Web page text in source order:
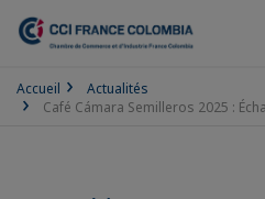
Accueil
Actualités
Café Cámara Semilleros 2025 :